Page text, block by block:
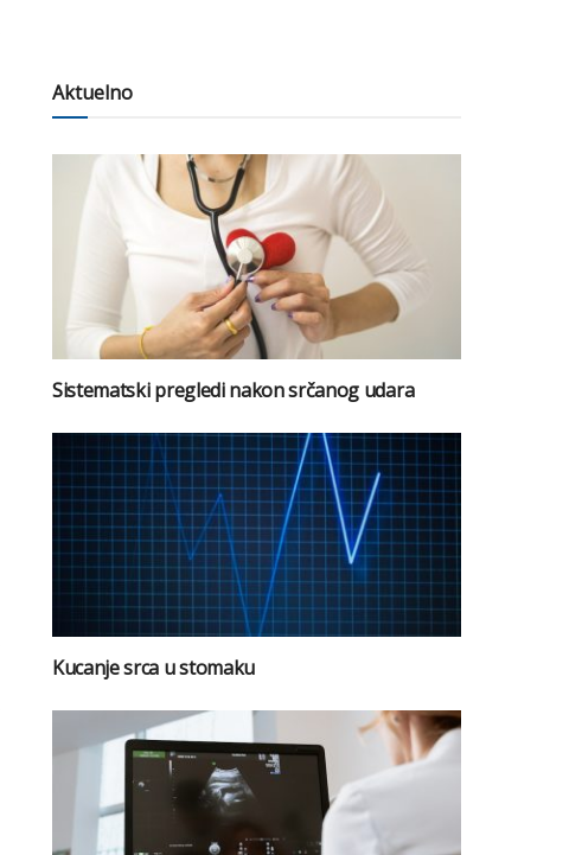
Aktuelno
Sistematski pregledi nakon srčanog udara
Kucanje srca u stomaku